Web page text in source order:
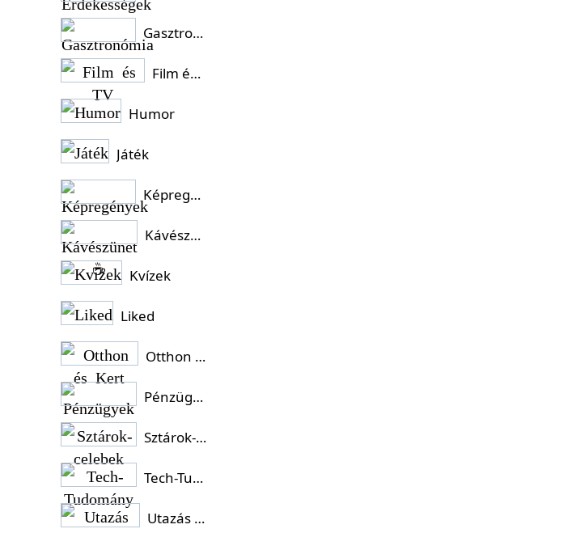
Gasztronómia
Film és TV
Humor
Játék
Képregények
Kávészünet ☕
Kvízek
Liked
Otthon és Kert
Pénzügyek
Sztárok-celebek
Tech-Tudomány
Utazás és Világ